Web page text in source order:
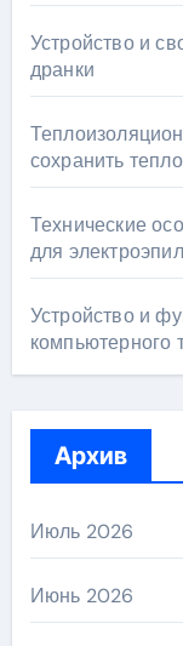
Устройство и
дранки
сохранить
Технические
для
Устройство и
компьютерного
Архив
Июль 2026
Июнь 2026